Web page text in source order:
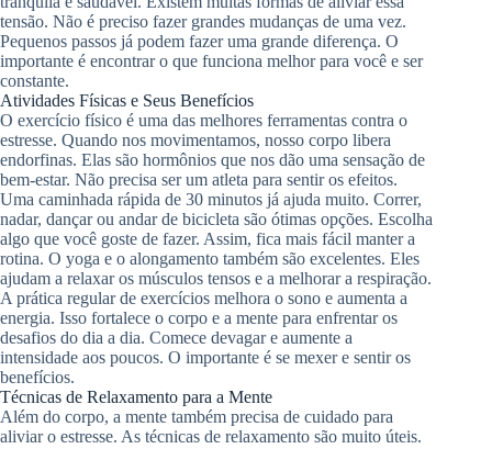
tensão. Não é preciso fazer grandes mudanças de uma vez.
Pequenos passos já podem fazer uma grande diferença. O
importante é encontrar o que funciona melhor para você e ser
constante.
Atividades Físicas e Seus Benefícios
O exercício físico é uma das melhores ferramentas contra o
estresse. Quando nos movimentamos, nosso corpo libera
endorfinas. Elas são hormônios que nos dão uma sensação de
bem-estar. Não precisa ser um atleta para sentir os efeitos.
Uma caminhada rápida de 30 minutos já ajuda muito. Correr,
nadar, dançar ou andar de bicicleta são ótimas opções. Escolha
algo que você goste de fazer. Assim, fica mais fácil manter a
rotina. O yoga e o alongamento também são excelentes. Eles
ajudam a relaxar os músculos tensos e a melhorar a respiração.
A prática regular de exercícios melhora o sono e aumenta a
energia. Isso fortalece o corpo e a mente para enfrentar os
desafios do dia a dia. Comece devagar e aumente a
intensidade aos poucos. O importante é se mexer e sentir os
benefícios.
Técnicas de Relaxamento para a Mente
Além do corpo, a mente também precisa de cuidado para
aliviar o estresse. As técnicas de relaxamento são muito úteis.